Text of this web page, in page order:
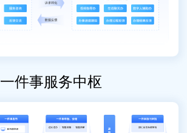
一件事服务中枢